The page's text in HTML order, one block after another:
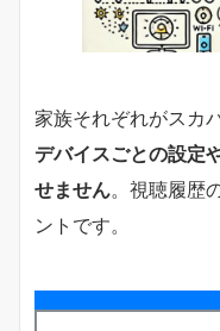
家族それぞれがスカ
デバイスごとの設定
せません。視聴履歴
ントです。